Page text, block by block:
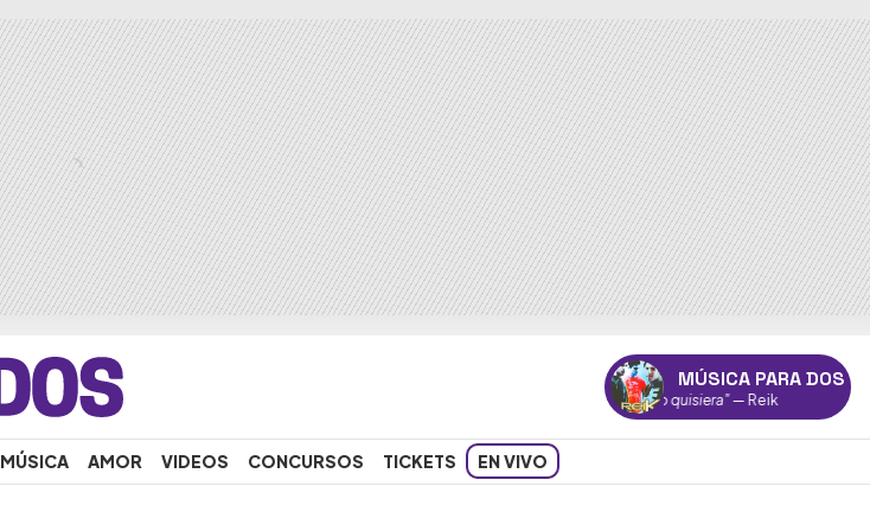
MÚSICA PARA DOS
"Yo quisiera"— Reik
MÚSICA AMOR VIDEOS CONCURSOS TICKETS EN VIVO